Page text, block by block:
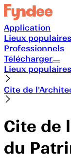
Application
Lieux populaires
Professionnels
Télécharger
Lieux populaires
Cite de
Cite de
du